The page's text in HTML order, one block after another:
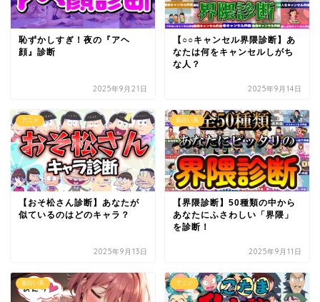
恥ずかしすぎ！夜の『アヘ
顔』診断
2025年9月21日
【○○キャンセル界隈診断】あ
なたは何をキャンセルしがち
な人？
2025年9月14日
アニメ
【おそ松さん診断】あなたが
似ているのはどのキャラ？
2025年9月13日
面白い系
【界隈診断】50種類の中から
あなたにふさわしい「界隈」
を診断！
2025年9月11日
面白い系 アニメ